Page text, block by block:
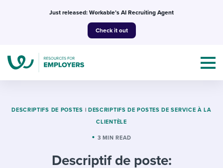
Just released: Workable’s AI Recruiting Agent
Check it out
Topics
Templates & Guides
DESCRIPTIFS DE POSTES | DESCRIPTIFS DE POSTES DE SERVICE À LA
CLIENTÈLE
3 MIN READ
Descriptif de poste: